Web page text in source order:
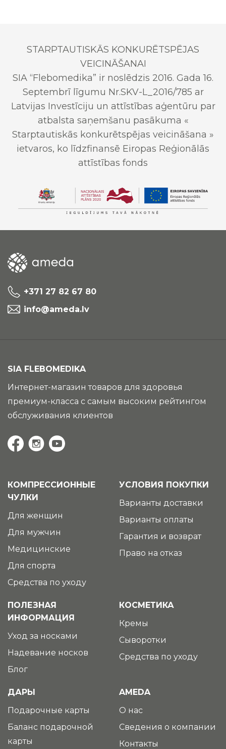
STARPTAUTISKĀS KONKURĒTSPĒJAS
VEICINĀŠANAI
SIA “Flebomedika” ir noslēdzis 2016. Gada 16.
Septembrī līgumu Nr.SKV-L_2016/785 ar
Latvijas Investīciju un attīstības aģentūru par
atbalsta saņemšanu pasākuma «
Starptautiskās konkurētspējas veicināšana »
ietvaros, ko līdzfinansē Eiropas Reģionālās
attīstības fonds
+371 27 82 67 80
info@ameda.lv
SIA FLEBOMEDIKA
Интернет-магазин товаров для здоровья
премиум-класса с самым высоким рейтингом
обслуживания клиентов
КОМПРЕССИОННЫЕ
ЧУЛКИ
Для женщин
Для мужчин
Медицинские
Для спорта
Средства по уходу
УСЛОВИЯ ПОКУПКИ
Варианты доставки
Варианты оплаты
Гарантия и возврат
Право на отказ
ПОЛЕЗНАЯ
ИНФОРМАЦИЯ
Уход за носками
Надевание носков
Блог
КОСМЕТИКА
Кремы
Сыворотки
Средства по уходу
ДАРЫ
Подарочные карты
Баланс подарочной
карты
AMEDA
О нас
Сведения о компании
Контакты